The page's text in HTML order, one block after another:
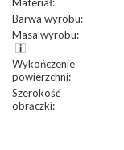
Barwa wyrobu:
Masa wyrobu:
Wykończenie
powierzchni:
Szerokość
obrączki: